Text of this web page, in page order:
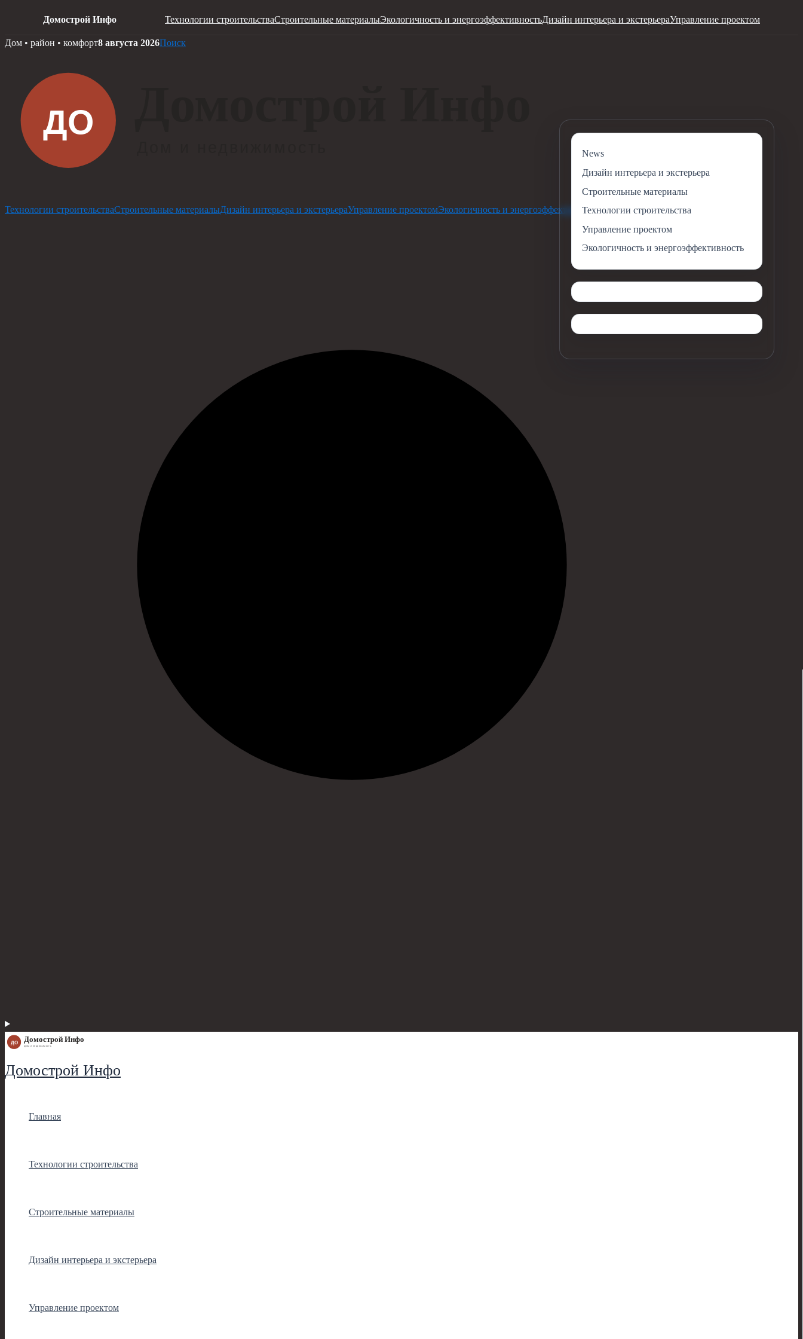
Домострой Инфо Технологии строительстваСтроительные материалыЭкологичность и энергоэффективностьДизайн интерьера и экстерьераУправление проектом
Skip
Дом • район • комфорт8 августа 2026Поиск
Технологии строительстваСтроительные материалыДизайн интерьера и экстерьераУправление проектомЭкологичность и энергоэффективность
Домострой Инфо
Главная
Технологии строительства
Строительные материалы
Дизайн интерьера и экстерьера
Управление проектом
News
Дизайн интерьера и экстерьера
Строительные материалы
Технологии строительства
Управление проектом
Экологичность и энергоэффективность